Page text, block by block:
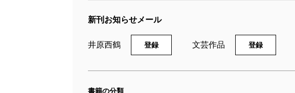
新刊お知らせメール
井原西鶴 登録 文芸作品 登録
書籍の分類